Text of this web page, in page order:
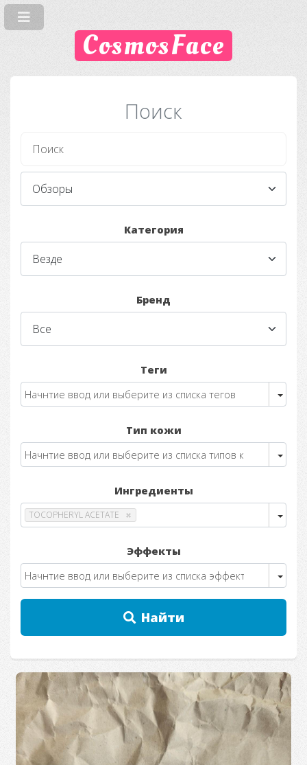
CosmosFace
Поиск
Категория
Бренд
Теги
Тип кожи
Ингредиенты
TOCOPHERYL ACETATE
Эффекты
Найти